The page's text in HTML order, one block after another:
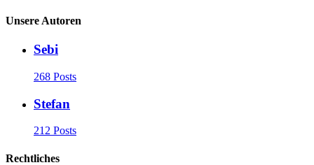
Unsere Autoren
Sebi
268 Posts
Stefan
212 Posts
Rechtliches